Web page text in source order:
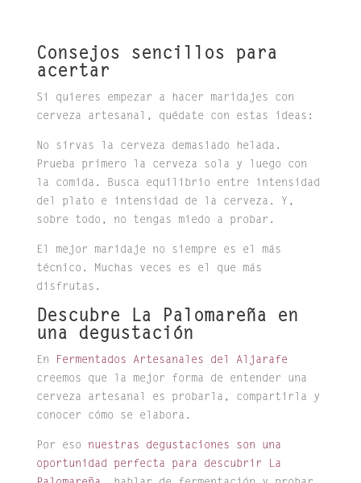
Consejos sencillos para
acertar
Si quieres empezar a hacer maridajes con
cerveza artesanal, quédate con estas ideas:
No sirvas la cerveza demasiado helada.
Prueba primero la cerveza sola y luego con
la comida. Busca equilibrio entre intensidad
del plato e intensidad de la cerveza. Y,
sobre todo, no tengas miedo a probar.
El mejor maridaje no siempre es el más
técnico. Muchas veces es el que más
disfrutas.
Descubre La Palomareña en
una degustación
En
Fermentados Artesanales del Aljarafe
creemos que la mejor forma de entender una
cerveza artesanal es probarla, compartirla y
conocer cómo se elabora.
Por eso nuestras degustaciones son una
oportunidad perfecta para descubrir La